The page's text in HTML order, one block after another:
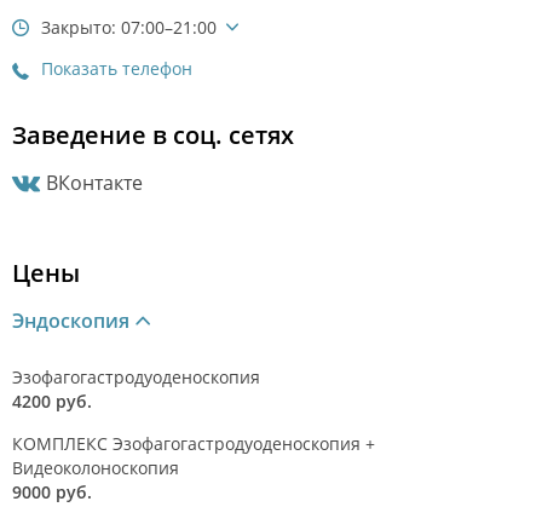
Закрыто: 07:00–21:00
Показать телефон
Заведение в соц. сетях
ВКонтакте
Цены
Эндоскопия
Эзофагогастродуоденоскопия
4200 руб.
КОМПЛЕКС Эзофагогастродуоденоскопия +
Видеоколоноскопия
9000 руб.